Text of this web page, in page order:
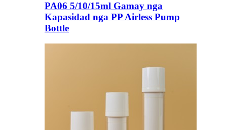
PA06 5/10/15ml Gamay nga
Kapasidad nga PP Airless Pump
Bottle